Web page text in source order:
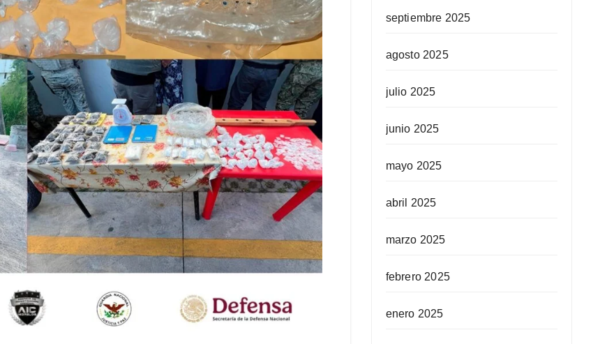
septiembre 2025
agosto 2025
julio 2025
junio 2025
mayo 2025
abril 2025
marzo 2025
febrero 2025
enero 2025